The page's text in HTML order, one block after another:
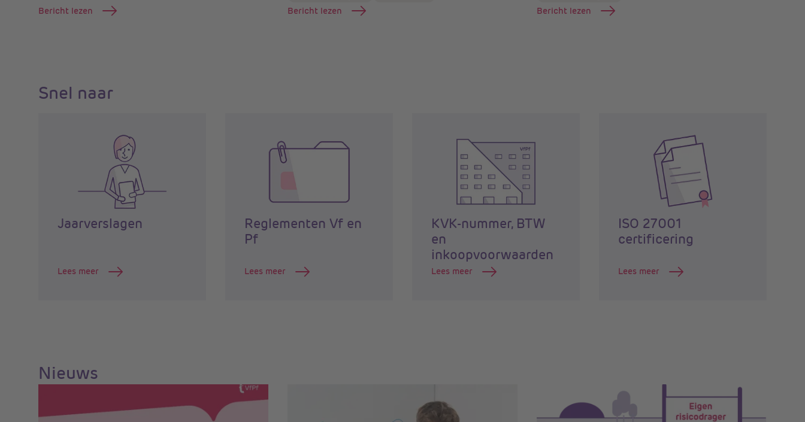
Bericht lezen Bericht lezen Bericht lezen
Snel naar
Jaarverslagen
Lees meer
Reglementen Vf en
Pf
Lees meer
KVK-nummer, BTW
en
inkoopvoorwaarden
Lees meer
ISO 27001
certificering
Lees meer
Nieuws